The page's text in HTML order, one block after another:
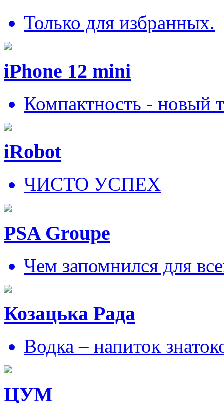
Только для избранных.
iPhone 12 mini
Компактность - новый
iRobot
ЧИСТО УСПЕХ
PSA Groupe
Чем запомнился для
Козацька Рада
Водка – напиток
ЦУМ